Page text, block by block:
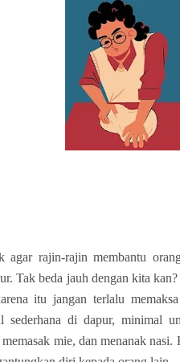
agar rajin-rajin membantu
Tak beda jauh dengan kita
itu jangan terlalu
sederhana di dapur, minimal
mie, dan menanak